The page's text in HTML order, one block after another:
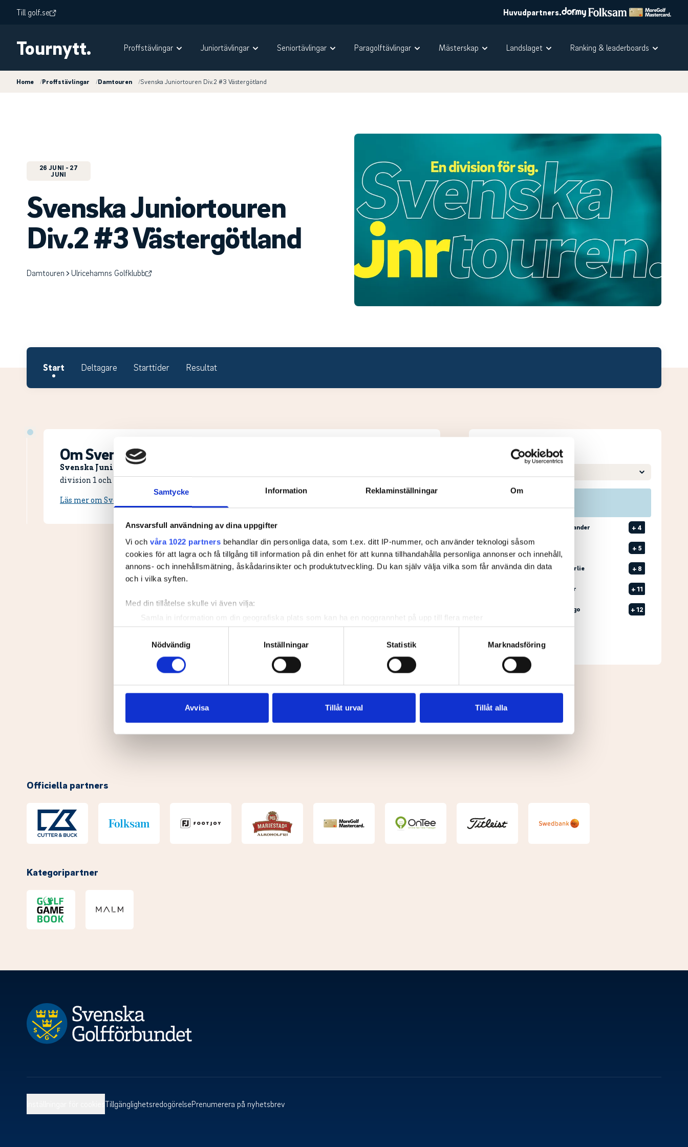
Samtycke Information Reklaminställningar Om
Ansvarsfull användning av dina uppgifter
Vi och våra 1022 partners behandlar din personliga data, som t.ex. ditt IP-nummer, och använder teknologi såsom
cookies för att lagra och få tillgång till information på din enhet för att kunna tillhandahålla personliga annonser och innehåll,
annons- och innehållsmätning, åskådarinsikter och produktutveckling. Du kan själv välja vilka som får använda din data
och i vilka syften.
Med din tillåtelse skulle vi även vilja:
Samla in information om din geografiska plats som kan ha en noggrannhet på upp till flera meter
Identifiera din enhet genom att aktivt skanna den för specifika kännetecken (fingeravtryck)
Ta reda på mer om hur dina personliga uppgifter behandlas och ställ in dina preferenser i
detaljsektionen. Du kan ändra
eller dra tillbaka ditt samtycke när som helst från cookie-förklaringen.
sociala medier och analysera vår trafik. Vi vidarebefordrar även sådana identifierare och annan information från din enhet
till de sociala medier och annons- och analysföretag som vi samarbetar med. Dessa kan i sin tur kombinera informationen
Nödvändig
Inställningar Statistik Marknadsföring
Avvisa Tillåt urval Tillåt alla
Till golf.se Huvudpartners.
Tournytt. Proffstävlingar Juniortävlingar Seniortävlingar Paragolftävlingar Mästerskap Landslaget Ranking & leaderboards
Home /Proffstävlingar /Damtouren /Svenska Juniortouren Div.2 #3 Västergötland
26 JUNI - 27
JUNI
Svenska Juniortouren
Div.2 #3 Västergötland
Damtouren Ulricehamns Golfklubb
Start Deltagare Starttider Resultat
Om Svenska Juniortouren Division 2.
Svenska Juniortouren Elit är den andra av tourens fyra nivåer:
division 1 och elit. Handicapgränsen är 10,0 för pojkar och 14,0 för flickor.
Läs mer om Svenska Juniortouren och dess divisioner.
Leaderboard.
Pos Namn
MÅNSSON, Alexander + 4
2 1 DOCK, Filiph + 5
3 1 SKOGLUND, Charlie + 8
WOLLTER, Oscar +11
TÖRNQVIST, Hugo +12
Senast uppdaterad:05:53
Se full leaderboard
Officiella partners
Kategoripartner
TillgänglighetsredogörelsePrenumerera på nyhetsbrev